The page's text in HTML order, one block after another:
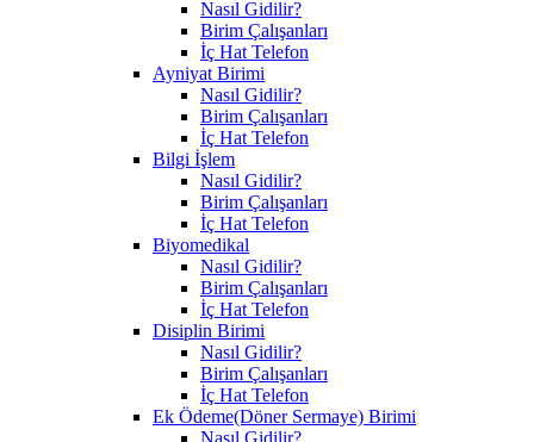
Nasıl Gidilir?
Birim Çalışanları
İç Hat Telefon
Ayniyat Birimi
Nasıl Gidilir?
Birim Çalışanları
İç Hat Telefon
Bilgi İşlem
Nasıl Gidilir?
Birim Çalışanları
İç Hat Telefon
Biyomedikal
Nasıl Gidilir?
Birim Çalışanları
İç Hat Telefon
Disiplin Birimi
Nasıl Gidilir?
Birim Çalışanları
İç Hat Telefon
Ek Ödeme(Döner Sermaye) Birimi
Nasıl Gidilir?